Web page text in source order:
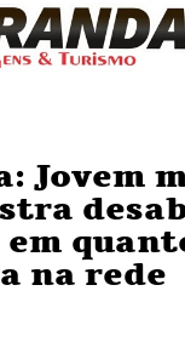
Jovem
na rede